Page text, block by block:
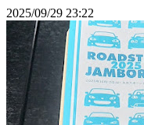
2025/09/29 23:22